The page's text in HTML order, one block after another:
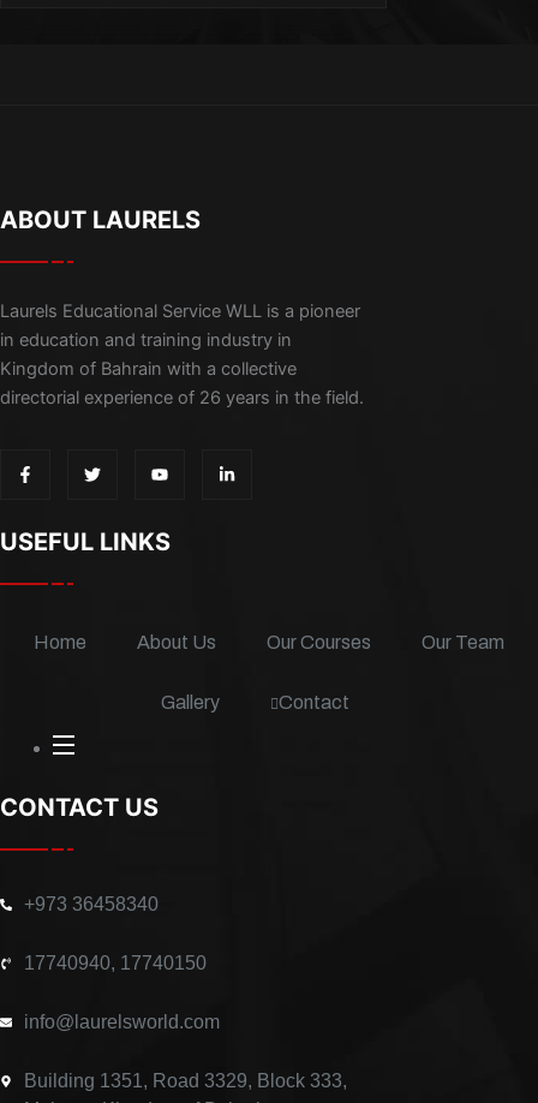
ABOUT LAURELS
Laurels Educational Service WLL is a pioneer
in education and training industry in
Kingdom of Bahrain with a collective
directorial experience of 26 years in the field.
a
c
o
o
-
w
r
o
b
e
i
USEFUL LINKS
Home About Us Our Courses Our Team
Gallery Contact
CONTACT US
+973 36458340
17740940, 17740150
info@laurelsworld.com
Building 1351, Road 3329, Block 333,